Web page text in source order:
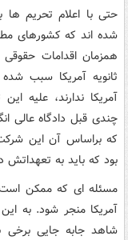
حتی با اعلام تحریم
شده اند که کشورهای
همزمان اقدامات
ثانویه آمریکا سبب
آمریکا ندارند، علیه
چندی قبل دادگاه عالی
که براساس آن این
بود که باید به تعهداتش
مسئله ای که ممکن
آمریکا منجر شود. به
شاهد جابه جایی